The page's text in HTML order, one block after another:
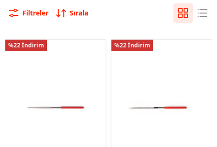
Filtreler Sırala
%22 İndirim %22 İndirim